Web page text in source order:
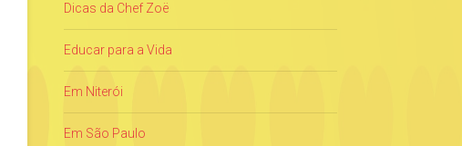
Dicas da Chef Zoë
Educar para a Vida
Em Niterói
Em São Paulo